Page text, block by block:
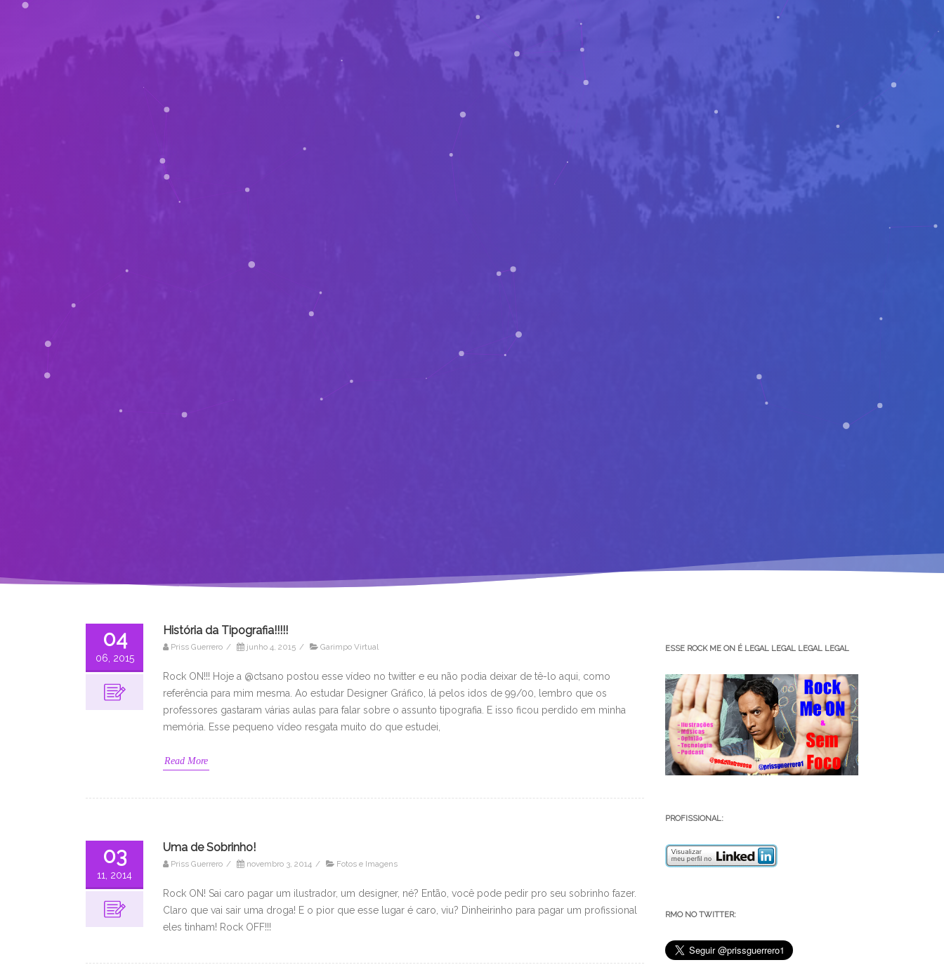
04
06, 2015
História da Tipografia!!!!!
Priss Guerrero / junho 4, 2015 / Garimpo Virtual
Rock ON!!! Hoje a @ctsano postou esse vídeo no twitter e eu não podia deixar de tê-lo aqui, como
referência para mim mesma. Ao estudar Designer Gráfico, lá pelos idos de 99/00, lembro que os
professores gastaram várias aulas para falar sobre o assunto tipografia. E isso ficou perdido em minha
memória. Esse pequeno vídeo resgata muito do que estudei,
Read More
03
11, 2014
Uma de Sobrinho!
Priss Guerrero / novembro 3, 2014 / Fotos e Imagens
Rock ON! Sai caro pagar um ilustrador, um designer, né? Então, você pode pedir pro seu sobrinho fazer.
Claro que vai sair uma droga! E o pior que esse lugar é caro, viu? Dinheirinho para pagar um profissional
eles tinham! Rock OFF!!!
ESSE ROCK ME ON É LEGAL LEGAL LEGAL LEGAL
PROFISSIONAL:
RMO NO TWITTER: